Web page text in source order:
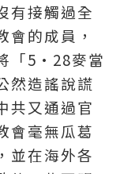
有接觸過全
的成員，
「5·28麥當
然造謠說謊
共又通過官
會毫無瓜葛
並在海外各